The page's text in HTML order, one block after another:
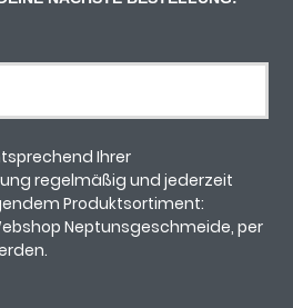
Ihrer
regelmäßig und jederzeit
Produktsortiment:
Neptunsgeschmeide, per